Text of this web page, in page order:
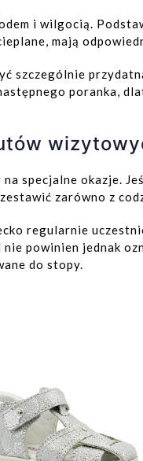
i wilgocią.
mają
szczególnie
poranka,
specjalne okazje.
zarówno z
regularnie
powinien jednak
do stopy.